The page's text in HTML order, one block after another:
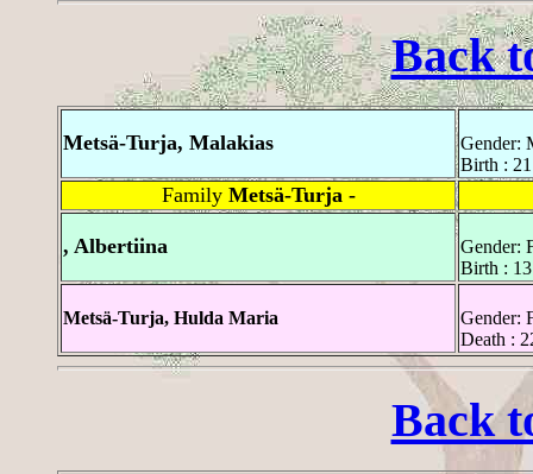
Back
Metsä-Turja, Malakias
Gender:
Birth :
Family Metsä-Turja -
, Albertiina
Gender:
Birth :
Metsä-Turja, Hulda Maria
Gender:
Death :
Back